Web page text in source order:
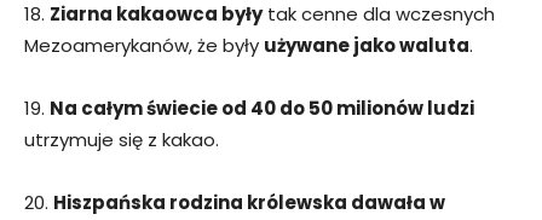
18. Ziarna kakaowca byłytak cenne dla wczesnych
Mezoamerykanów, że były używane jako waluta.
19. Na całym świecie od 40 do 50 milionów ludzi
utrzymuje się z kakao.
20. Hiszpańska rodzina królewska dawała w